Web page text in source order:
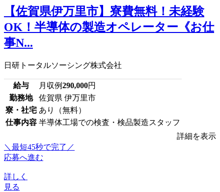
【佐賀県伊万里市】寮費無料！未経験
OK！半導体の製造オペレーター《お仕
事N...
日研トータルソーシング株式会社
給与 月収例290,000円
勤務地
佐賀県 伊万里市
寮・社宅 あり（無料）
仕事内容 半導体工場での検査・検品製造スタッフ
詳細を表示
＼最短45秒で完了／
応募へ進む
詳しく
見る